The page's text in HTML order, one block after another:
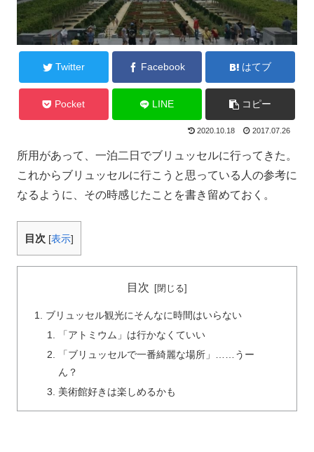
Twitter Facebook はてブ
Pocket LINE コピー
2020.10.18 2017.07.26
所用があって、一泊二日でブリュッセルに行ってきた。
これからブリュッセルに行こうと思っている人の参考に
なるように、その時感じたことを書き留めておく。
目次 [表示]
目次
ブリュッセル観光にそんなに時間はいらない
「アトミウム」は行かなくていい
「ブリュッセルで一番綺麗な場所」……うー
ん？
美術館好きは楽しめるかも